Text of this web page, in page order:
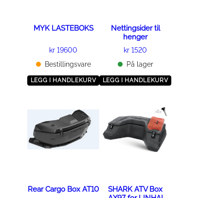
MYK LASTEBOKS
kr 19600
Bestillingsvare
LEGG I HANDLEKURV
Nettingsider til
henger
kr 1520
På lager
LEGG I HANDLEKURV
Rear Cargo Box AT10
SHARK ATV Box